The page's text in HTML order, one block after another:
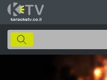
חיפוש
שיר